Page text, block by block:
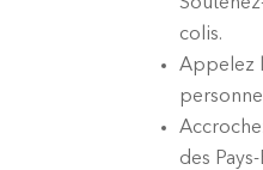
colis.
Appelez
des